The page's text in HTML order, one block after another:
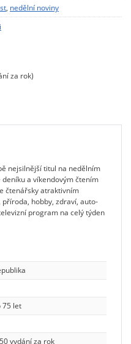
, nedělní noviny
za rok)
nejsilnější titul na nedělním
a víkendovým čtením
čtenářsky atraktivním
hobby, zdraví, auto-
program na celý týden
75 let
vydání za rok